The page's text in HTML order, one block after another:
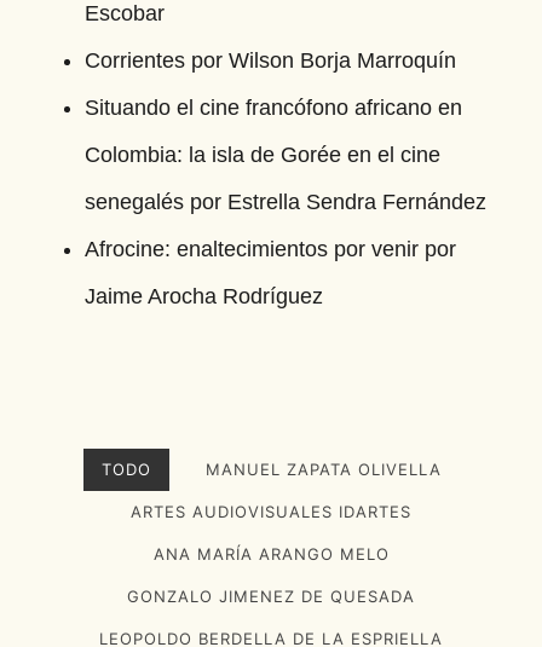
Escobar
Corrientes por Wilson Borja Marroquín
Situando el cine francófono africano en
Colombia: la isla de Gorée en el cine
senegalés por Estrella Sendra Fernández
Afrocine: enaltecimientos por venir por
Jaime Arocha Rodríguez
TODO MANUEL ZAPATA OLIVELLA
ARTES AUDIOVISUALES IDARTES
ANA MARÍA ARANGO MELO
GONZALO JIMENEZ DE QUESADA
LEOPOLDO BERDELLA DE LA ESPRIELLA